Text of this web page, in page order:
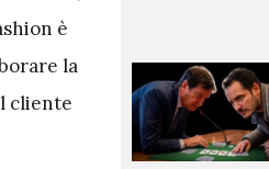
è
la
cliente